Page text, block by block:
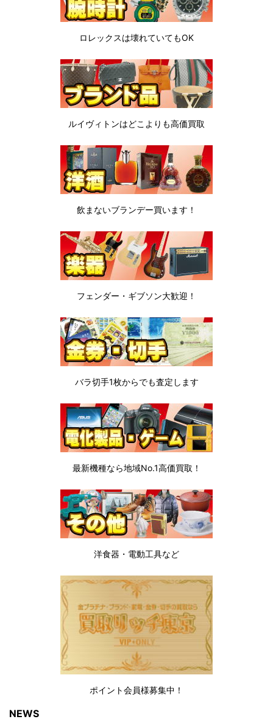
ロレックスは壊れていてもOK
ルイヴィトンはどこよりも高価買取
飲まないブランデー買います！
フェンダー・ギブソン大歓迎！
バラ切手1枚からでも査定します
最新機種なら地域No.1高価買取！
洋食器・電動工具など
ポイント会員様募集中！
NEWS